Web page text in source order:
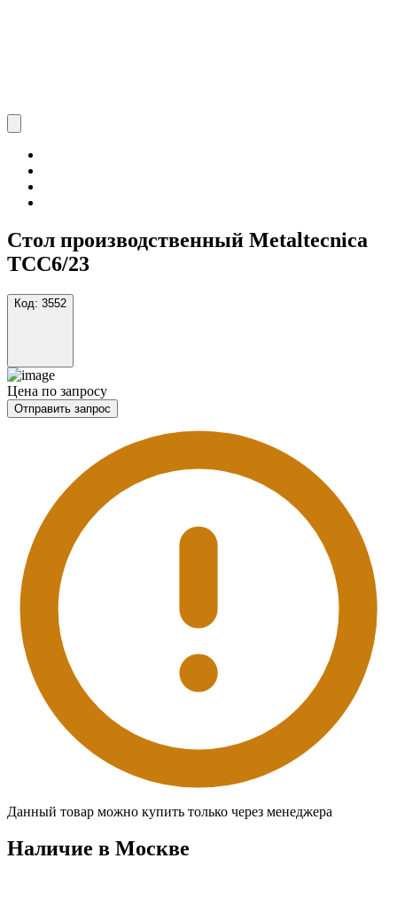
Стол производственный Metaltecnica
TCC6/23
Код: 3552
Цена по запросу
Отправить запрос
Данный товар можно купить только через менеджера
Наличие в Москвe